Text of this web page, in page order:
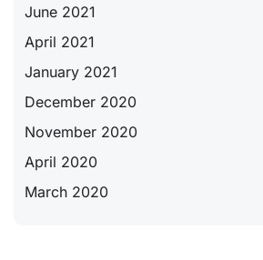
June 2021
April 2021
January 2021
December 2020
November 2020
April 2020
March 2020